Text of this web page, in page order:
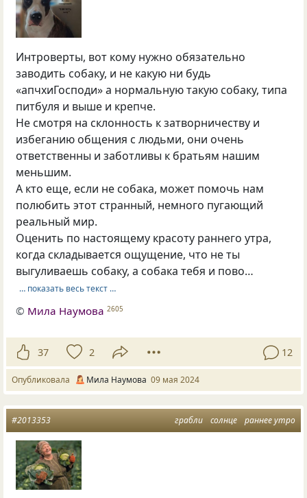
Интроверты, вот кому нужно обязательно
заводить собаку, и не какую ни будь
«апчхиГосподи» а нормальную такую собаку, типа
питбуля и выше и крепче.
Не смотря на склонность к затворничеству и
избеганию общения с людьми, они очень
ответственны и заботливы к братьям нашим
меньшим.
А кто еще, если не собака, может помочь нам
полюбить этот странный, немного пугающий
реальный мир.
Оценить по настоящему красоту раннего утра,
когда складывается ощущение, что не ты
выгуливаешь собаку, а собака тебя и пово…
… показать весь текст …
© Мила Наумова 2605
37 2 12
Опубликовала Мила Наумова 09 мая 2024
грабли солнце раннее утро
#2013353